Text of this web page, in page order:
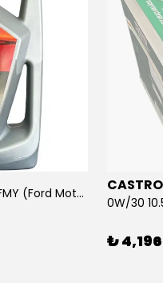
0W/20 6.2L Motor Yağı | FMY (Ford Motor Yağları)
₺